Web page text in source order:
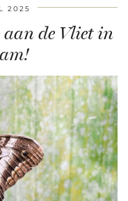
2025
de Vliet in